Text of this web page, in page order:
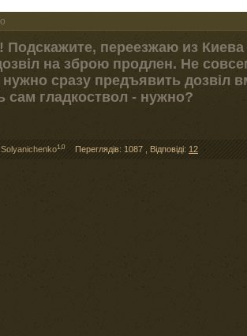
Подскажите, переезжаю из
на зброю продлен. Не
нужно сразу предъявить дозвiл
сам гладкоствол - нужно?
1,0 Переглядів: 1087 Відповіді: 12